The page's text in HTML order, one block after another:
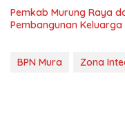
Pemkab Murung Raya
Pembangunan Keluarga
BPN Mura Zona